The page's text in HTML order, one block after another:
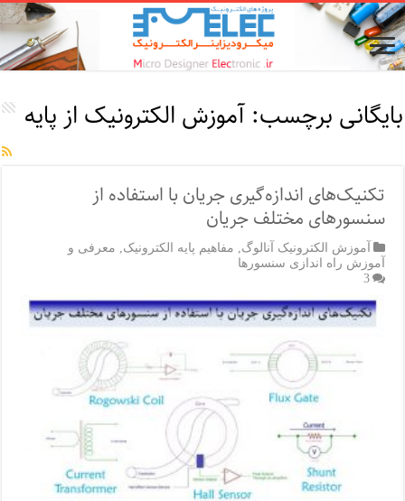
بایگانی برچسب:آموزش الکترونیک از پایه
تکنیک‌های اندازه‌گیری جریان با استفاده از
سنسورهای مختلف جریان
آموزش الکترونیک آنالوگ مفاهیم پایه الکترونیک
معرفی و
آموزش راه اندازی سنسورها
3